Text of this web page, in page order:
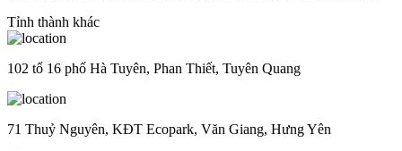
Tỉnh thành khác
102 tổ 16 phố Hà Tuyên, Phan Thiết, Tuyên Quang
71 Thuỷ Nguyên, KĐT Ecopark, Văn Giang, Hưng Yên